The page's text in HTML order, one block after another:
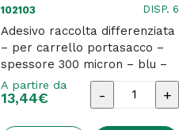
102103 DISP. 6
Adesivo raccolta differenziata
– per carrello portasacco –
spessore 300 micron – blu –
Stilcasa
A partire da
13,44€
Adesivo